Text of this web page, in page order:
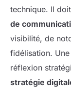
technique. Il
de
visibilité, de
fidélisation.
réflexion
stratégie